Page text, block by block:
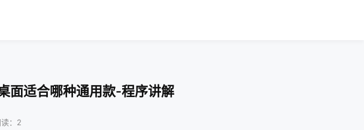
面适合哪种通用款-程序讲解
：2